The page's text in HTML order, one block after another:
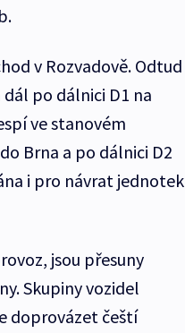
v Rozvadově. Odtud
po dálnici D1 na
ve stanovém
Brna a po dálnici D2
i pro návrat jednotek
jsou přesuny
Skupiny vozidel
doprovázet čeští